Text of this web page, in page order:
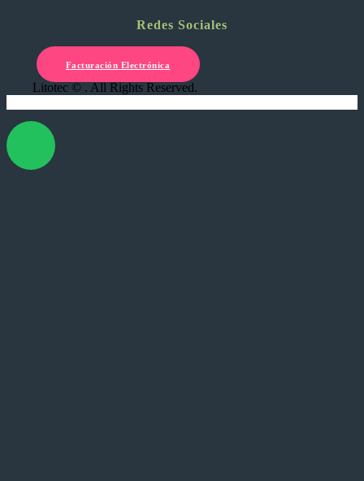
Redes Sociales
Facturación Electrónica
Litotec © . All Rights Reserved.